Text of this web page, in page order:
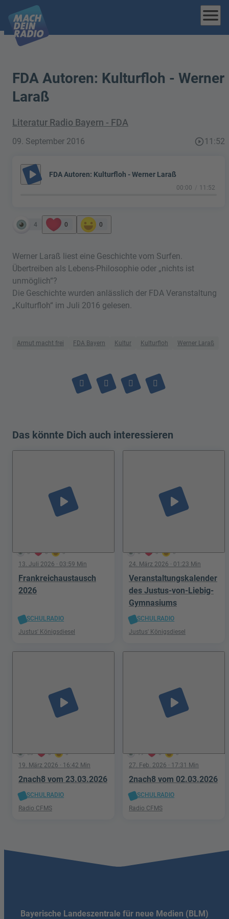
menu
FDA Autoren: Kulturfloh - Werner
Laraß
Literatur Radio Bayern - FDA
09. September 2016 play_circle_outline11:52
play_arrow FDA Autoren: Kulturfloh - Werner Laraß
00:00 11:52
4 0 0
Werner Laraß liest eine Geschichte vom Surfen.
Übertreiben als Lebens-Philosophie oder „nichts ist
unmöglich“?
Die Geschichte wurden anlässlich der FDA Veranstaltung
„Kulturfloh“ im Juli 2016 gelesen.
Armut macht frei FDA Bayern Kultur Kulturfloh Werner Laraß
Das könnte Dich auch interessieren
3 0 0
play_arrow
13. Juli 2026 · 03:59 Min
Frankreichaustausch
2026
SCHULRADIO
Justus' Königsdiesel
5 0 0
play_arrow
24. März 2026 · 01:23 Min
Veranstaltungskalender
des Justus-von-Liebig-
Gymnasiums
SCHULRADIO
Justus' Königsdiesel
58 0 0
play_arrow
19. März 2026 · 16:42 Min
2nach8 vom 23.03.2026
SCHULRADIO
Radio CFMS
19 0 0
play_arrow
27. Feb. 2026 · 17:31 Min
2nach8 vom 02.03.2026
SCHULRADIO
Radio CFMS
Bayerische Landeszentrale für neue Medien (BLM)